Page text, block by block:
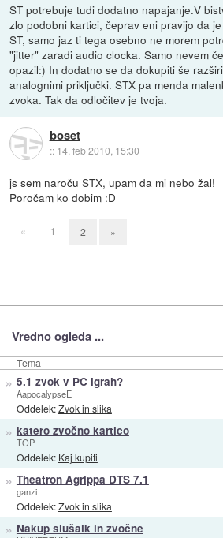
ST potrebuje tudi dodatno napajanje.V
zlo podobni kartici, čeprav eni pravijo da
ST, samo jaz ti tega osebno ne morem
"jitter" zaradi audio clocka. Samo nevem
opazil:) In dodatno se da dokupiti še
analognimi priključki. STX pa menda
zvoka. Tak da odločitev je tvoja.
boset
:: 14. feb 2010, 15:30
js sem naroču STX, upam da mi nebo žal!
Poročam ko dobim :D
« 1 2 »
Vredno ogleda ...
Tema
» 5.1 zvok v PC igrah?
AapocalypseE
Oddelek:Zvok in slika
» katero zvočno kartico
TOP
Oddelek: Kaj kupiti
» Theatron Agrippa DTS 7.1
ganzi
Oddelek:Zvok in slika
» Nakup slušalk in zvočne